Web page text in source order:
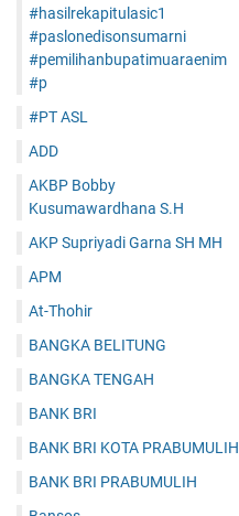
#hasilrekapitulasic1
#paslonedisonsumarni
#pemilihanbupatimuaraenim
#p
#PT ASL
ADD
AKBP Bobby
Kusumawardhana S.H
AKP Supriyadi Garna SH MH
APM
At-Thohir
BANGKA BELITUNG
BANGKA TENGAH
BANK BRI
BANK BRI KOTA PRABUMULIH
BANK BRI PRABUMULIH